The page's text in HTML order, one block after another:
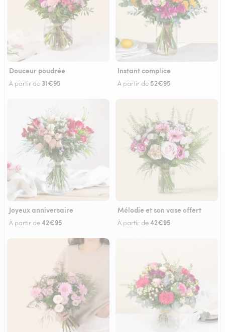
Douceur poudrée
À partir de 31€95
Instant complice
À partir de 52€95
Joyeux anniversaire
À partir de42€95
Mélodie et son vase offert
À partir de42€95